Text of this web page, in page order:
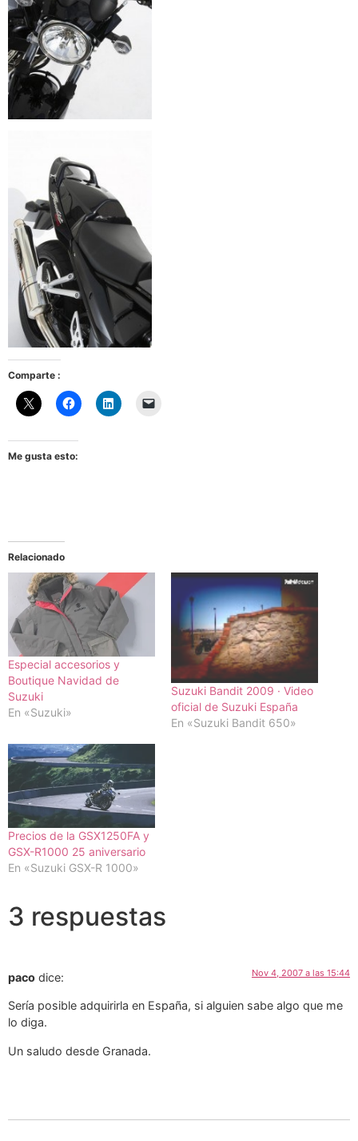
Comparte :
Me gusta esto:
Relacionado
Especial accesorios y
Boutique Navidad de
Suzuki
En «Suzuki»
Suzuki Bandit 2009 · Video
oficial de Suzuki España
En «Suzuki Bandit 650»
Precios de la GSX1250FA y
GSX-R1000 25 aniversario
En «Suzuki GSX-R 1000»
3 respuestas
paco dice: Nov 4, 2007 a las 15:44
Sería posible adquirirla en España, si alguien sabe algo que me
lo diga.
Un saludo desde Granada.